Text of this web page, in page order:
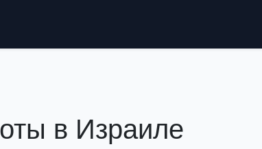
в Израиле